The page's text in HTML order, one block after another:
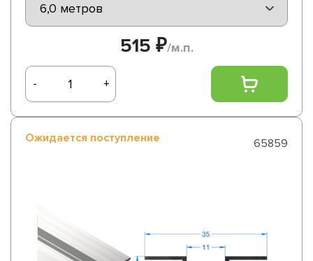
515 ₽/м.п.
- +
Ожидается поступление 65859